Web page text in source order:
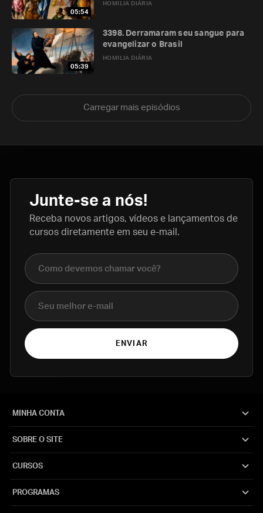
05:54
HOMILIA DIÁRIA
05:39
HOMILIA DIÁRIA
3398. Derramaram seu sangue para
evangelizar o Brasil
Carregar mais episódios
Junte-se a nós!
Receba novos artigos, vídeos e lançamentos de
cursos diretamente em seu e-mail.
Nome completo
E-mail
ENVIAR
MINHA CONTA
SOBRE O SITE
CURSOS
PROGRAMAS